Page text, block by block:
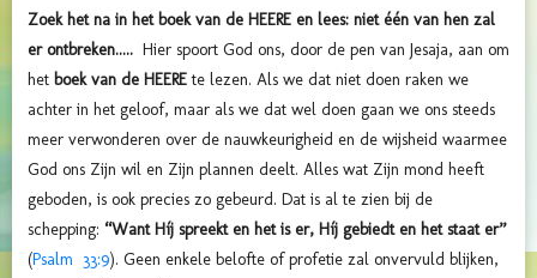
Zoek het na in het boek van de HEERE en lees: niet één van hen zal
er ontbreken..... Hier spoort God ons, door de pen van Jesaja, aan om
het boek van de HEEREte lezen. Als we dat niet doen raken we
achter in het geloof, maar als we dat wel doen gaan we ons steeds
meer verwonderen over de nauwkeurigheid en de wijsheid waarmee
God ons Zijn wil en Zijn plannen deelt. Alles wat Zijn mond heeft
geboden, is ook precies zo gebeurd. Dat is al te zien bij de
schepping: “Want Híj spreekt en het is er, Híj gebiedt en het staat er”
(Psalm 33:9). Geen enkele belofte of profetie zal onvervuld blijken,